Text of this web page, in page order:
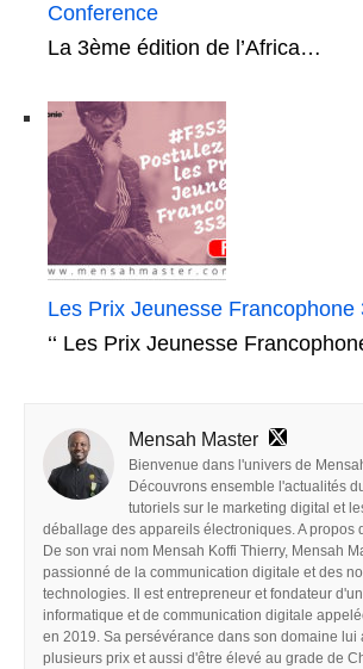
Conference
La 3ème édition de l’Africa…
Les Prix Jeunesse Francophone
‘‘ Les Prix Jeunesse
Mensah Master
Bienvenue dans l'univers de
Découvrons ensemble l'actualités
tutoriels sur le marketing digital et
déballage des appareils électroniques. A propos
De son vrai nom Mensah Koffi Thierry, Mensah
passionné de la communication digitale et des
technologies. Il est entrepreneur et fondateur
informatique et de communication digitale
en 2019. Sa persévérance dans son domaine lui
plusieurs prix et aussi d'être élevé au grade de